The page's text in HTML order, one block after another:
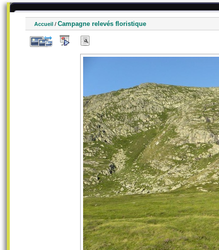
Accueil / Campagne relevés floristique